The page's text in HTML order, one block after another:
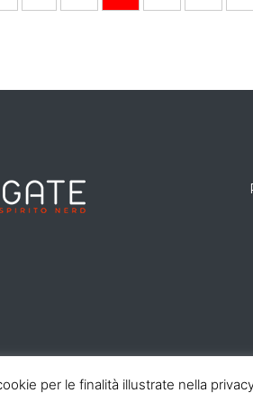
per le finalità illustrate nella